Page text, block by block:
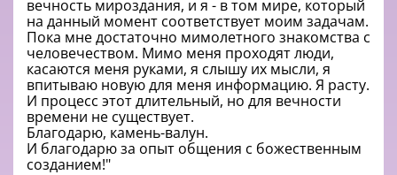
вечность мироздания, и я - в том мире, который
на данный момент соответствует моим задачам.
Пока мне достаточно мимолетного знакомства с
человечеством. Мимо меня проходят люди,
касаются меня руками, я слышу их мысли, я
впитываю новую для меня информацию. Я расту.
И процесс этот длительный, но для вечности
времени не существует.
Благодарю, камень-валун.
И благодарю за опыт общения с божественным
созданием!"